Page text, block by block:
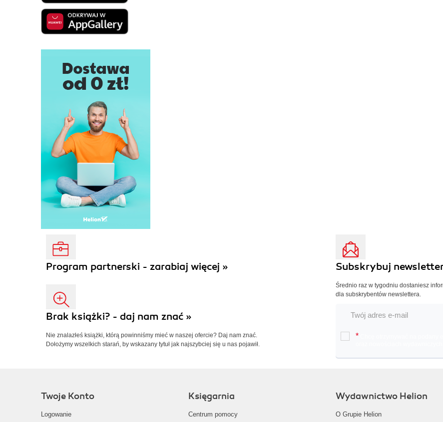
Program partnerski - zarabiaj więcej »
Brak książki? - daj nam znać »
Nie znalazłeś książki, którą powinniśmy mieć w naszej ofercie? Daj nam znać.
Dołożymy wszelkich starań, by wskazany tytuł jak najszybciej się u nas pojawił.
Subskrybuj
Średnio raz w tygodniu dostaniesz
dla subskrybentów newslettera.
*
Twoje Konto
Logowanie
Księgarnia
Centrum pomocy
Wydawnictwo Helion
O Grupie Helion